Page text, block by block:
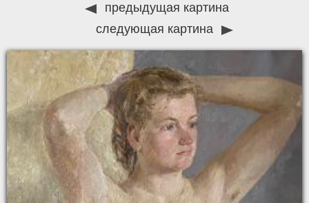
предыдущая картина
следующая картина